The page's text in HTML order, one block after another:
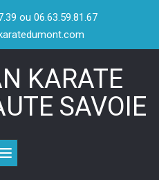
ou 06.63.59.81.67
KARATE
SAVOIE
Toggle navigation